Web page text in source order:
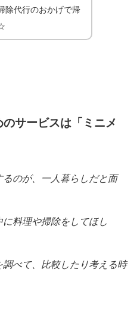
除代行のおかげで帰
サービスは「 ミニメ
るのが、一人暮らしだと面
に料理や掃除をしてほし
調べて、比較したり考える時